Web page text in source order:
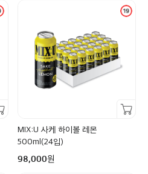
MIX:U 사케 하이볼 레몬
500ml(24입)
98,000원